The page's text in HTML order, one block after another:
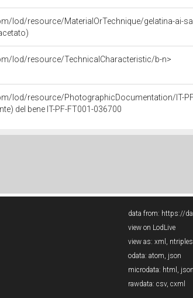
lod/resource/MaterialOrTechnique/gelatina-ai-
lod/resource/TechnicalCharacteristic/b-n>
lod/resource/PhotographicDocumentation/IT-
del bene IT-PF-FT001-036700
data from: https://
view on LodLive
view as: xml , ntriples
odata: atom, json
microdata: html , json
rawdata: csv, cxml